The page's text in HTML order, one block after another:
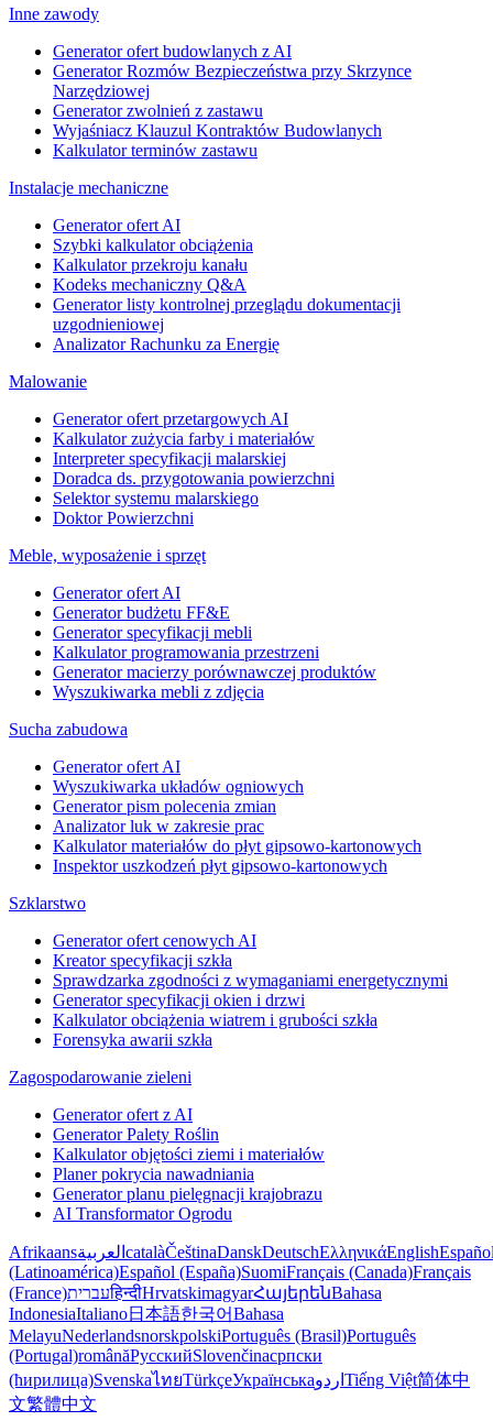
Inne zawody
Generator ofert budowlanych z AI
Generator Rozmów Bezpieczeństwa przy Skrzynce
Narzędziowej
Generator zwolnień z zastawu
Wyjaśniacz Klauzul Kontraktów Budowlanych
Kalkulator terminów zastawu
Instalacje mechaniczne
Generator ofert AI
Szybki kalkulator obciążenia
Kalkulator przekroju kanału
Kodeks mechaniczny Q&A
Generator listy kontrolnej przeglądu dokumentacji
uzgodnieniowej
Analizator Rachunku za Energię
Malowanie
Generator ofert przetargowych AI
Kalkulator zużycia farby i materiałów
Interpreter specyfikacji malarskiej
Doradca ds. przygotowania powierzchni
Selektor systemu malarskiego
Doktor Powierzchni
Meble, wyposażenie i sprzęt
Generator ofert AI
Generator budżetu FF&E
Generator specyfikacji mebli
Kalkulator programowania przestrzeni
Generator macierzy porównawczej produktów
Wyszukiwarka mebli z zdjęcia
Sucha zabudowa
Generator ofert AI
Wyszukiwarka układów ogniowych
Generator pism polecenia zmian
Analizator luk w zakresie prac
Kalkulator materiałów do płyt gipsowo-kartonowych
Inspektor uszkodzeń płyt gipsowo-kartonowych
Szklarstwo
Generator ofert cenowych AI
Kreator specyfikacji szkła
Sprawdzarka zgodności z wymaganiami energetycznymi
Generator specyfikacji okien i drzwi
Kalkulator obciążenia wiatrem i grubości szkła
Forensyka awarii szkła
Zagospodarowanie zieleni
Generator ofert z AI
Generator Palety Roślin
Kalkulator objętości ziemi i materiałów
Planer pokrycia nawadniania
Generator planu pielęgnacji krajobrazu
AI Transformator Ogrodu
Afrikaansالعربية catalàČeštinaDanskDeutschΕλληνικάEnglish
(Latinoamérica)Español (España)SuomiFrançais (Canada)Français
(France)עבריתहिन्दीHrvatskimagyarՀայերենBahasa
IndonesiaItaliano日本語한국어Bahasa
MelayuNederlandsnorskpolskiPortuguês (Brasil)Português
(Portugal)românăРусскийSlovenčinaсрпски
(ћирилица)SvenskaไทยTürkçeУкраїнськаاردو Tiếng Việt简体中
文繁體中文